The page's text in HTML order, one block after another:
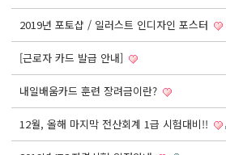
2019년 포토샵 / 일러스트 인디자인 포스터
[근로자 카드 발급 안내]
내일배움카드 훈련 장려금이란?
12월, 올해 마지막 전산회계 1급 시험대비!!
직업상담사 2급 (필기+실기) 자격증 취득과정
재직자/일반
포토샵 자격증 취득과정(GTQ1급)
일러스트 자격증 취득과정(GTQi 1급)
전산회계 1급 / FAT 1급 자격증 취득과정